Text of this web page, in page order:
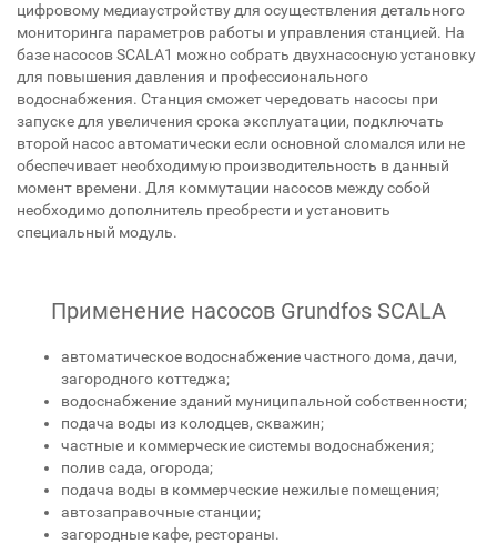
цифровому медиаустройству для осуществления детального
мониторинга параметров работы и управления станцией. На
базе насосов SCALA1 можно собрать двухнасосную установку
для повышения давления и профессионального
водоснабжения. Станция сможет чередовать насосы при
запуске для увеличения срока эксплуатации, подключать
второй насос автоматически если основной сломался или не
обеспечивает необходимую производительность в данный
момент времени. Для коммутации насосов между собой
необходимо дополнитель преобрести и установить
специальный модуль.
Применение насосов Grundfos SCALA
автоматическое водоснабжение частного дома, дачи,
загородного коттеджа;
водоснабжение зданий муниципальной собственности;
подача воды из колодцев, скважин;
частные и коммерческие системы водоснабжения;
полив сада, огорода;
подача воды в коммерческие нежилые помещения;
автозаправочные станции;
загородные кафе, рестораны.